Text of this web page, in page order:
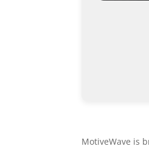
MotiveWave is